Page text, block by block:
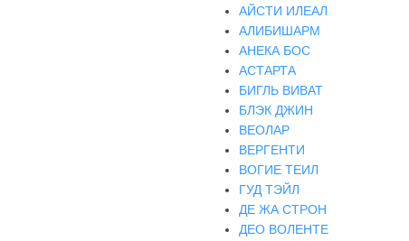
АЙСТИ ИЛЕАЛ
АЛИБИШАРМ
АНЕКА БОС
АСТАРТА
БИГЛЬ ВИВАТ
БЛЭК ДЖИН
ВЕОЛАР
ВЕРГЕНТИ
ВОГИЕ ТЕИЛ
ГУД ТЭЙЛ
ДЕ ЖА СТРОН
ДЕО ВОЛЕНТЕ